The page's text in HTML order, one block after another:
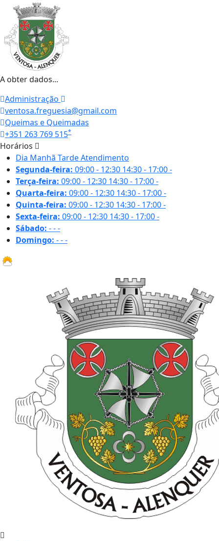
A obter dados...
Administração
ventosa.freguesia@gmail.com
Queimas e Queimadas
+351 263 769 515*
Horários
Dia Manhã TardeAtendimento
Segunda-feira: 09:00 - 12:30 14:30 - 17:00-
Terça-feira: 09:00 - 12:30 14:30 - 17:00-
Quarta-feira: 09:00 - 12:30 14:30 - 17:00-
Quinta-feira: 09:00 - 12:30 14:30 - 17:00-
Sexta-feira: 09:00 - 12:30 14:30 - 17:00-
Sábado: ---
Domingo: ---